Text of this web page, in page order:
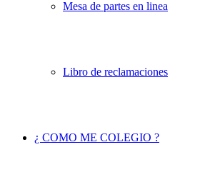
Mesa de partes en linea
Libro de reclamaciones
¿ COMO ME COLEGIO ?